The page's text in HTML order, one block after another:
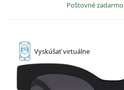
Poštovné zadarmo
Vyskúšaťvirtuálne